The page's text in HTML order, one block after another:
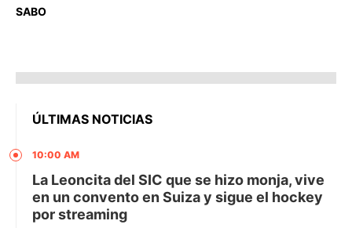
SABO
ÚLTIMAS NOTICIAS
10:00 AM
La Leoncita del SIC que se hizo monja, vive
en un convento en Suiza y sigue el hockey
por streaming